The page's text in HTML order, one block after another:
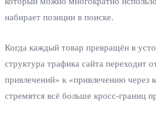
набирает позиции в поиске.
Когда каждый товар превращён в
структура трафика сайта переходит
привлечений» к «привлечению через
стремятся всё больше кросс‑границ